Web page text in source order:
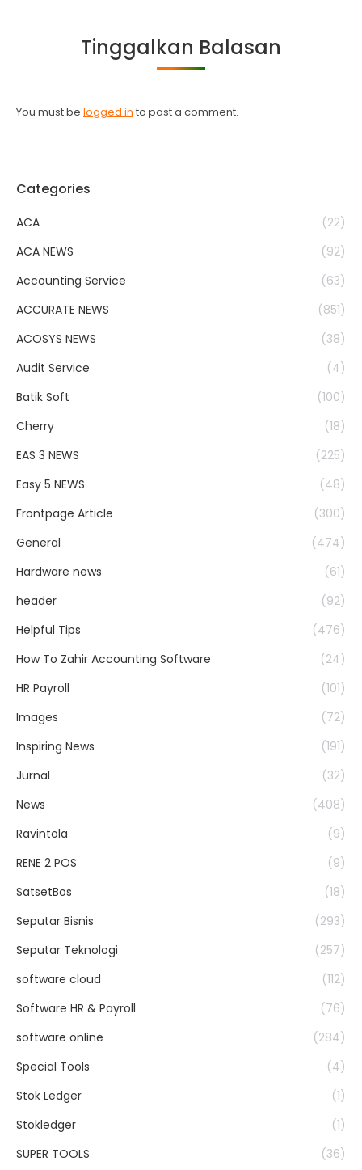
Tinggalkan Balasan
You must be logged in to post a comment.
Categories
ACA
(22)
ACA NEWS
(92)
Accounting Service
(63)
ACCURATE NEWS
(851)
ACOSYS NEWS
(38)
Audit Service
(4)
Batik Soft
(100)
Cherry
(18)
EAS 3 NEWS
(225)
Easy 5 NEWS
(48)
Frontpage Article
(300)
General
(474)
Hardware news
(61)
header
(92)
Helpful Tips
(476)
How To Zahir Accounting Software
(24)
HR Payroll
(101)
Images
(72)
Inspiring News
(191)
Jurnal
(32)
News
(408)
Ravintola
(9)
RENE 2 POS
(9)
SatsetBos
(18)
Seputar Bisnis
(293)
Seputar Teknologi
(257)
software cloud
(112)
Software HR & Payroll
(76)
software online
(284)
Special Tools
(4)
Stok Ledger
(1)
Stokledger
(1)
SUPER TOOLS
(36)